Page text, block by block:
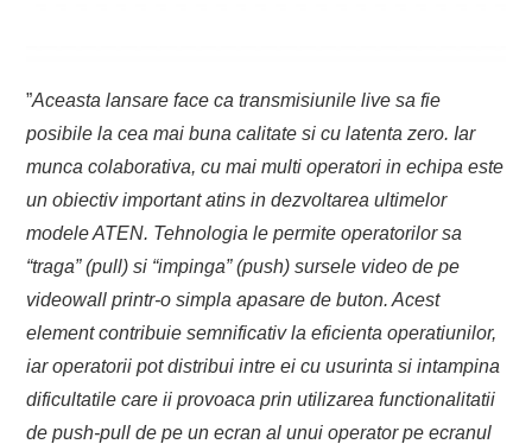
”Aceasta lansare face ca transmisiunile live sa fie
posibile la cea mai buna calitate si cu latenta zero. Iar
munca colaborativa, cu mai multi operatori in echipa este
un obiectiv important atins in dezvoltarea ultimelor
modele ATEN. Tehnologia le permite operatorilor sa
“traga” (pull) si “impinga” (push) sursele video de pe
videowall printr-o simpla apasare de buton. Acest
element contribuie semnificativ la eficienta operatiunilor,
iar operatorii pot distribui intre ei cu usurinta si intampina
dificultatile care ii provoaca prin utilizarea functionalitatii
de push-pull de pe un ecran al unui operator pe ecranul